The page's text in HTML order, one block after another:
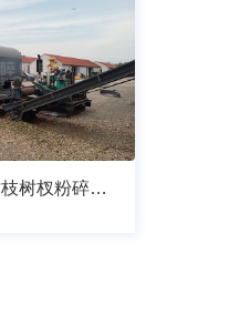
上海综合树枝树杈粉碎现场